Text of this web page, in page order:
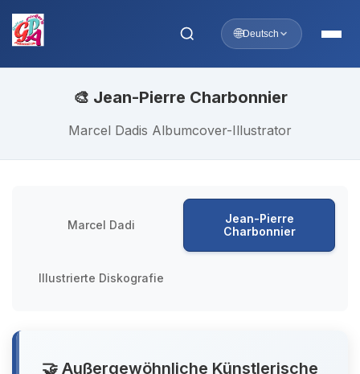
🌐Deutsch
🎨 Jean-Pierre Charbonnier
Marcel Dadis Albumcover-Illustrator
Marcel Dadi
Jean-Pierre
Charbonnier
Illustrierte Diskografie
🤝 Außergewöhnliche Künstlerische